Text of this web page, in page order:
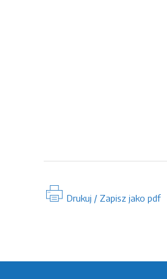
Drukuj / Zapisz jako pdf